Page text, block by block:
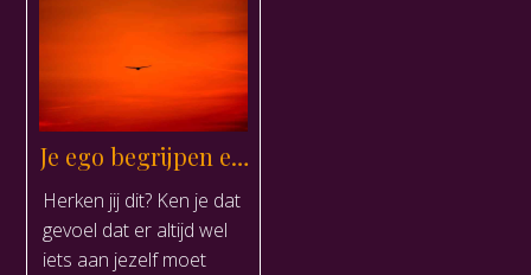
Je ego begrijpen en je vrijheid vinden
Herken jij dit? Ken je dat
gevoel dat er altijd wel
iets aan jezelf moet